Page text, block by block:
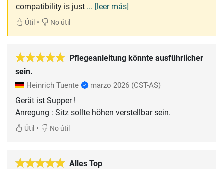
compatibility is just ... [leer más]
Útil • No útil
Pflegeanleitung könnte ausführlicher
sein.
Heinrich Tuente marzo 2026 (CST-AS)
Gerät ist Supper !
Anregung : Sitz sollte höhen verstellbar sein.
Útil • No útil
Alles Top